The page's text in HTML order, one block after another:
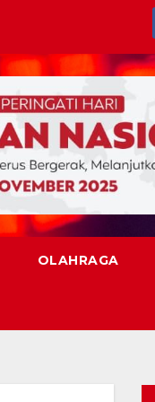
OLAHRAGA